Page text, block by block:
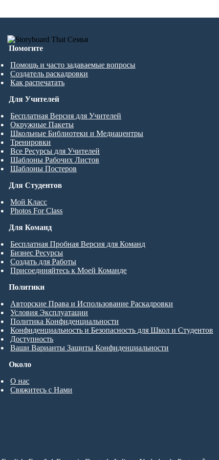
Помогите
Помощь и часто задаваемые вопросы
Создатель раскадровки
Как распечатать
Для Студентов
Мой Класс
Photos For Class
Для Учителей
Бесплатная Версия для Учителей
Окружные Пакеты
Школьные Библиотеки и Медиацентры
Тренировки
Все Ресурсы для Учителей
Шаблоны Рабочих Листов
Шаблоны Постеров
Для Команд
Бесплатная Пробная Версия для Команд
Бизнес Ресурсы
Создать для Работы
Присоединяйтесь к Моей Команде
Около
О нас
Свяжитесь с Нами
Политики
Авторские Права и Использование Раскадровки
Условия Эксплуатации
Политика Конфиденциальности
Конфиденциальность и Безопасность для Школ и Студентов
Доступность
Ваши Варианты Защиты Конфиденциальности